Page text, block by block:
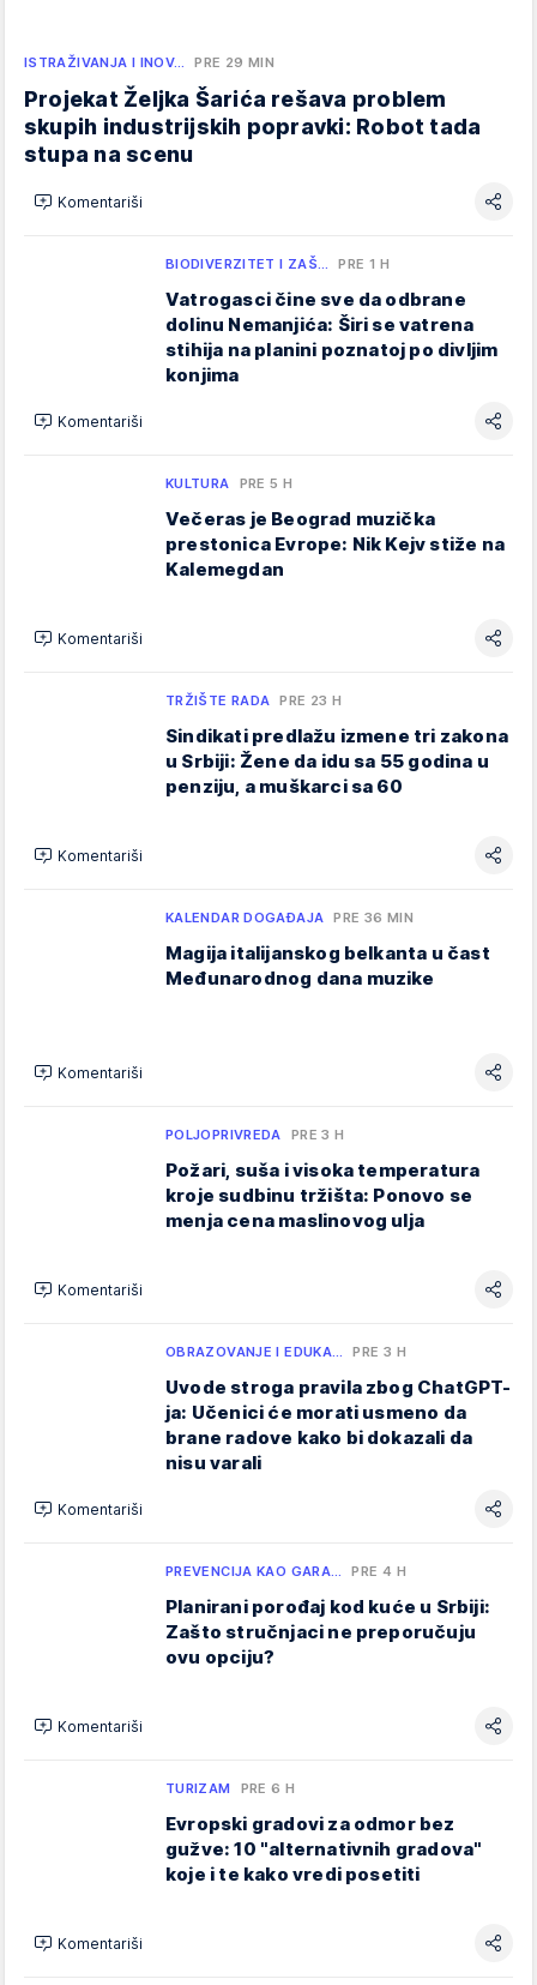
ISTRAŽIVANJA I INOV… PRE 29 MIN
Projekat Željka Šarića rešava problem
skupih industrijskih popravki: Robot tada
stupa na scenu
Komentariši
BIODIVERZITET I ZAŠ… PRE 1 H
Vatrogasci čine sve da odbrane
dolinu Nemanjića: Širi se vatrena
stihija na planini poznatoj po divljim
konjima
Komentariši
KULTURA PRE 5 H
Večeras je Beograd muzička
prestonica Evrope: Nik Kejv stiže na
Kalemegdan
Komentariši
TRŽIŠTE RADA PRE 23 H
Sindikati predlažu izmene tri zakona
u Srbiji: Žene da idu sa 55 godina u
penziju, a muškarci sa 60
Komentariši
KALENDAR DOGAĐAJA PRE 36 MIN
Magija italijanskog belkanta u čast
Međunarodnog dana muzike
Komentariši
POLJOPRIVREDA PRE 3 H
Požari, suša i visoka temperatura
kroje sudbinu tržišta: Ponovo se
menja cena maslinovog ulja
Komentariši
OBRAZOVANJE I EDUKA… PRE 3 H
Uvode stroga pravila zbog ChatGPT-
ja: Učenici će morati usmeno da
brane radove kako bi dokazali da
nisu varali
Komentariši
PREVENCIJA KAO GARA… PRE 4 H
Planirani porođaj kod kuće u Srbiji:
Zašto stručnjaci ne preporučuju
ovu opciju?
Komentariši
TURIZAM PRE 6 H
Evropski gradovi za odmor bez
gužve: 10 "alternativnih gradova"
koje i te kako vredi posetiti
Komentariši